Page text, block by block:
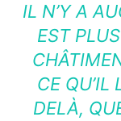
IL N’Y A
EST
CE QU’IL
DELÀ,